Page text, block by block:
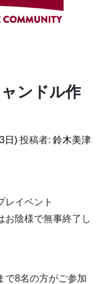
ンドル作
日) 投稿者: 鈴木美津
レイベント
お陰様で無事終了し
で8名の方がご参加